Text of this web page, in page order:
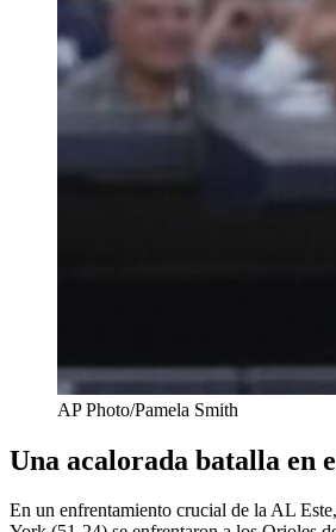
AP Photo/Pamela Smith
Una acalorada batalla en
En un enfrentamiento crucial de la AL